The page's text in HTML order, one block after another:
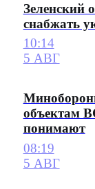
Зеленский
снабжать
10:14
5 АВГ
объектам
понимают
08:19
5 АВГ